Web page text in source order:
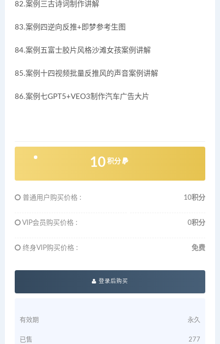
82.案例三古诗词制作讲解
83.案例四逆向反推+即梦参考生图
84.案例五富士胶片风格沙滩女孩案例讲解
85.案例十四视频批量反推风的声音案例讲解
86.案例七GPT5+VEO3制作汽车广告大片
10 积分
普通用户购买价格 : 10积分
VIP会员购买价格 : 0积分
终身VIP购买价格 : 免费
登录后购买
有效期 永久
已售 277